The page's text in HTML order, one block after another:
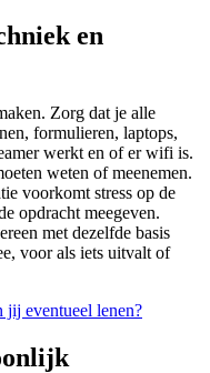
en
Zorg dat je alle
formulieren, laptops,
werkt en of er wifi is.
weten of meenemen.
voorkomt stress op de
opdracht meegeven.
met dezelfde basis
voor als iets uitvalt of
jij eventueel lenen?